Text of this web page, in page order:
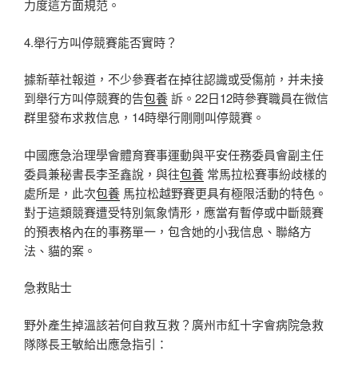
力度這方面規范。
4.舉行方叫停競賽能否實時？
據新華社報道，不少參賽者在掉往認識或受傷前，并未接
到舉行方叫停競賽的告包養訴。22日12時參賽職員在微信
群里發布求救信息，14時舉行剛剛叫停競賽。
中國應急治理學會體育賽事運動與平安任務委員會副主任
委員兼秘書長李圣鑫說，與往包養 常馬拉松賽事紛歧樣的
處所是，此次包養 馬拉松越野賽更具有極限活動的特色。
對于這類競賽遭受特別氣象情形，應當有暫停或中斷競賽
的預表格內在的事務單一，包含她的小我信息、聯絡方
法、貓的案。
急救貼士
野外產生掉溫該若何自救互救？廣州市紅十字會病院急救
隊隊長王敏給出應急指引：